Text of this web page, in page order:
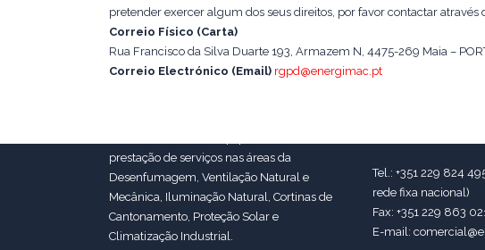
pretender exercer algum dos seus direitos, por favor contactar através
Correio Físico (Carta)
Rua Francisco da Silva Duarte 193, Armazem N, 4475-269 Maia –
Correio Electrónico (Email) rgpd@energimac.pt
prestação de serviços nas áreas da
Desenfumagem, Ventilação Natural e
Mecânica, Iluminação Natural, Cortinas de
Cantonamento, Proteção Solar e
Climatização Industrial.
Os Nossos
Tel.: +351 229 824
rede fixa nacional)
Fax: +351 229 863
E-mail: